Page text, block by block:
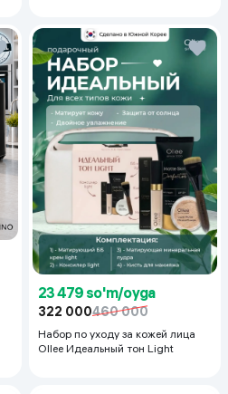
23 479 so'm/oyga
322 000460 000
Набор по уходу за кожей лица
Ollee Идеальный тон Light